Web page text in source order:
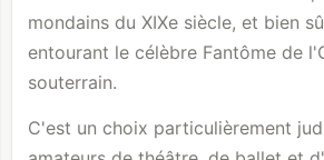
mondains du XIXe siècle, et bien
entourant le célèbre Fantôme de
souterrain.
C'est un choix particulièrement